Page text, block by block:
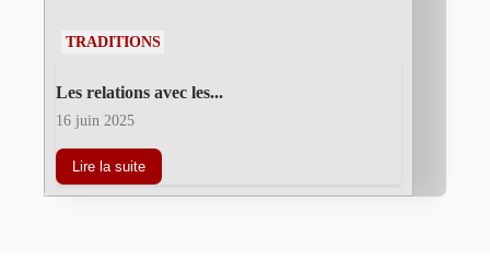
TRADITIONS
Les relations avec les...
16 juin 2025
Lire la suite